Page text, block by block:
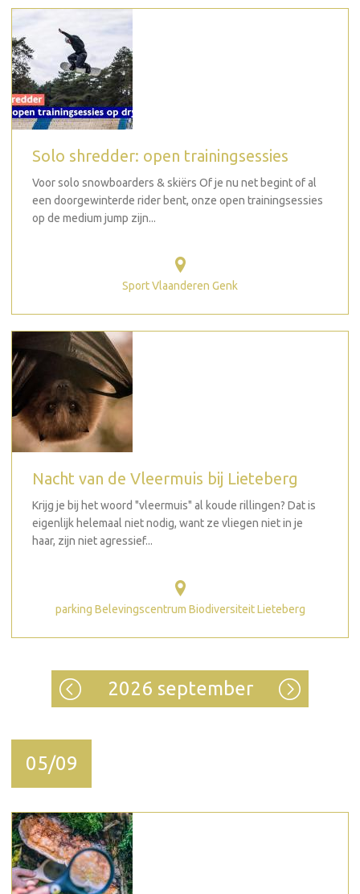
Solo shredder: open trainingsessies
Voor solo snowboarders & skiërs Of je nu net begint of al
een doorgewinterde rider bent, onze open trainingsessies
op de medium jump zijn...
Sport Vlaanderen Genk
Nacht van de Vleermuis bij Lieteberg
Krijg je bij het woord "vleermuis" al koude rillingen? Dat is
eigenlijk helemaal niet nodig, want ze vliegen niet in je
haar, zijn niet agressief...
parking Belevingscentrum Biodiversiteit Lieteberg
2026 september
05/09